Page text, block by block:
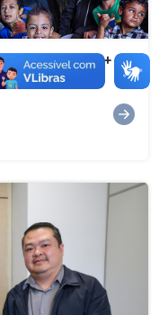
do Cuidar+ e
Vila São João